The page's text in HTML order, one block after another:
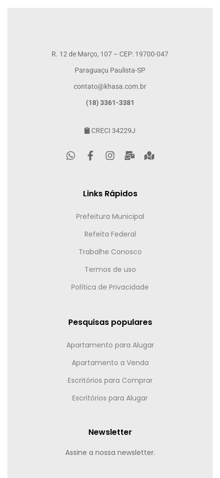
R. 12 de Março, 107 – CEP: 19700-047
Paraguaçu Paulista-SP
contato@khasa.com.br
(18) 3361-3381
CRECI 34229J
Links Rápidos
Prefeitura Municipal
Refeita Federal
Trabalhe Conosco
Termos de uso
Política de Privacidade
Pesquisas populares
Apartamento para Alugar
Apartamento a Venda
Escritórios para Comprar
Escritórios para Alugar
Newsletter
Assine a nossa newsletter.